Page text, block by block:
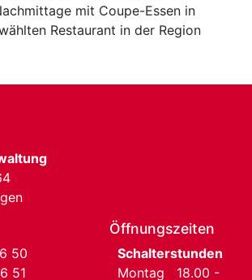
mit Coupe-Essen in
Restaurant in der Region
50
51
Öffnungszeiten
Schalterstunden
Montag 18.00 -